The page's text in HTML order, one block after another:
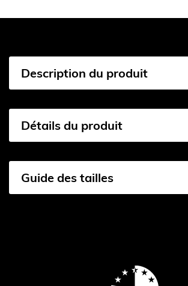
Description du produit
Détails du produit
Guide des tailles